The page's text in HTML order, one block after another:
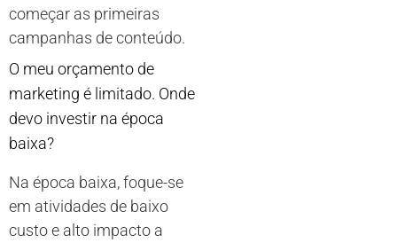
começar as primeiras
campanhas de conteúdo.
O meu orçamento de
marketing é limitado. Onde
devo investir na época
baixa?
Na época baixa, foque-se
em atividades de baixo
custo e alto impacto a